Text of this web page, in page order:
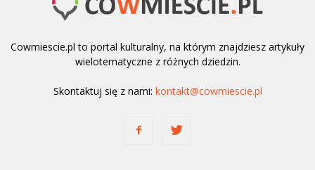
Cowmiescie.pl to portal kulturalny, na którym znajdziesz artykuły
wielotematyczne z różnych dziedzin.
Skontaktuj się z nami: kontakt@cowmiescie.pl